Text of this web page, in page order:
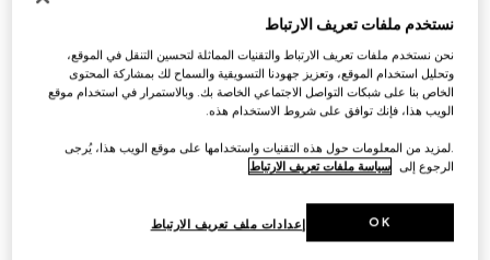
التخصيص بالأحرف الأولى
حقيبة كروس بودي Jackie Flap كبيرة الحجم
تنويعاتجلد حُبيبي باللون البني الداكن
نستخدم ملفات تعريف الارتباط
نحن نستخدم ملفات تعريف الارتباط والتقنيات المماثلة لتحسين التنقل في الموقع،
وتحليل استخدام الموقع، وتعزيز جهودنا التسويقية والسماح لك بمشاركة المحتوى
الخاص بنا على شبكات التواصل الاجتماعي الخاصة بك. وبالاستمرار في استخدام موقع
الويب هذا، فإنك توافق على شروط الاستخدام هذه.
.لمزيد من المعلومات حول هذه التقنيات واستخدامها على موقع الويب هذا، يُرجى
الرجوع إلى سياسة ملفات تعريف الارتباط
إعدادات ملف تعريف الارتباط OK